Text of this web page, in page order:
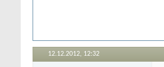
12.12.2012, 12:32